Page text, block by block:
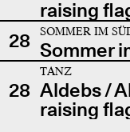
raising
28
SOMMER IM
Sommer
28
TANZ
Aldebs /
raising